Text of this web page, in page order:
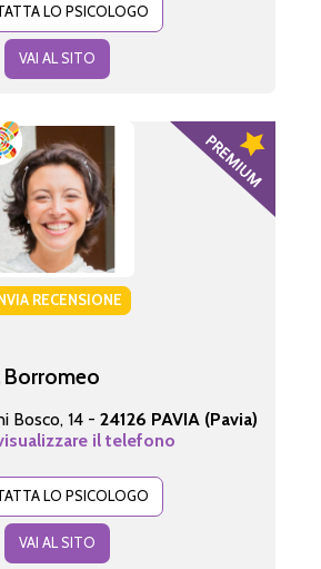
LO PSICOLOGO
VAI AL SITO
RECENSIONE
Borromeo
Bosco, 14 - 24126 PAVIA (Pavia)
il telefono
LO PSICOLOGO
VAI AL SITO